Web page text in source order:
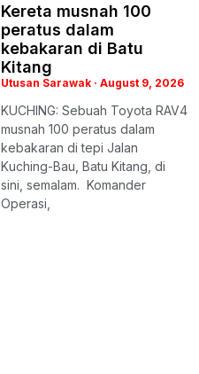
Kereta musnah 100
peratus dalam
kebakaran di Batu
Kitang
Utusan Sarawak August 9, 2026
KUCHING: Sebuah Toyota RAV4
musnah 100 peratus dalam
kebakaran di tepi Jalan
Kuching-Bau, Batu Kitang, di
sini, semalam. Komander
Operasi,